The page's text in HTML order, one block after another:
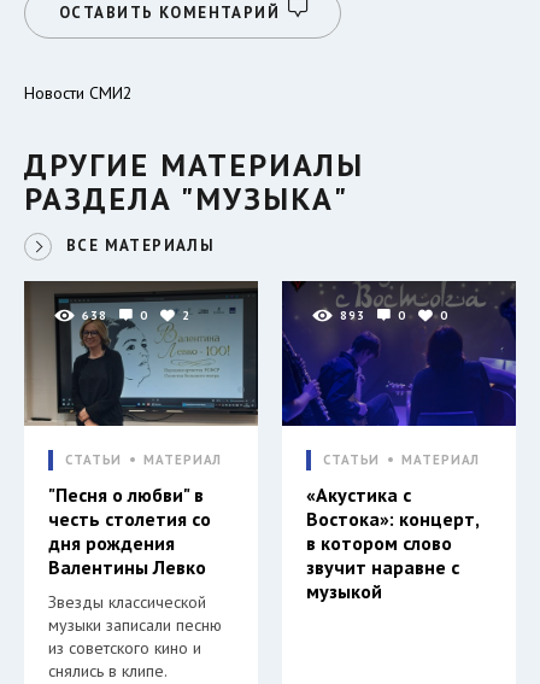
ОСТАВИТЬ КОМЕНТАРИЙ
Новости СМИ2
ДРУГИЕ МАТЕРИАЛЫ
РАЗДЕЛА "МУЗЫКА"
ВСЕ МАТЕРИАЛЫ
638 0 2
СТАТЬИ МАТЕРИАЛ
"Песня о любви" в
честь столетия со
дня рождения
Валентины Левко
Звезды классической
музыки записали песню
из советского кино и
снялись в клипе.
893 0 0
СТАТЬИ МАТЕРИАЛ
«Акустика с
Востока»: концерт,
в котором слово
звучит наравне с
музыкой